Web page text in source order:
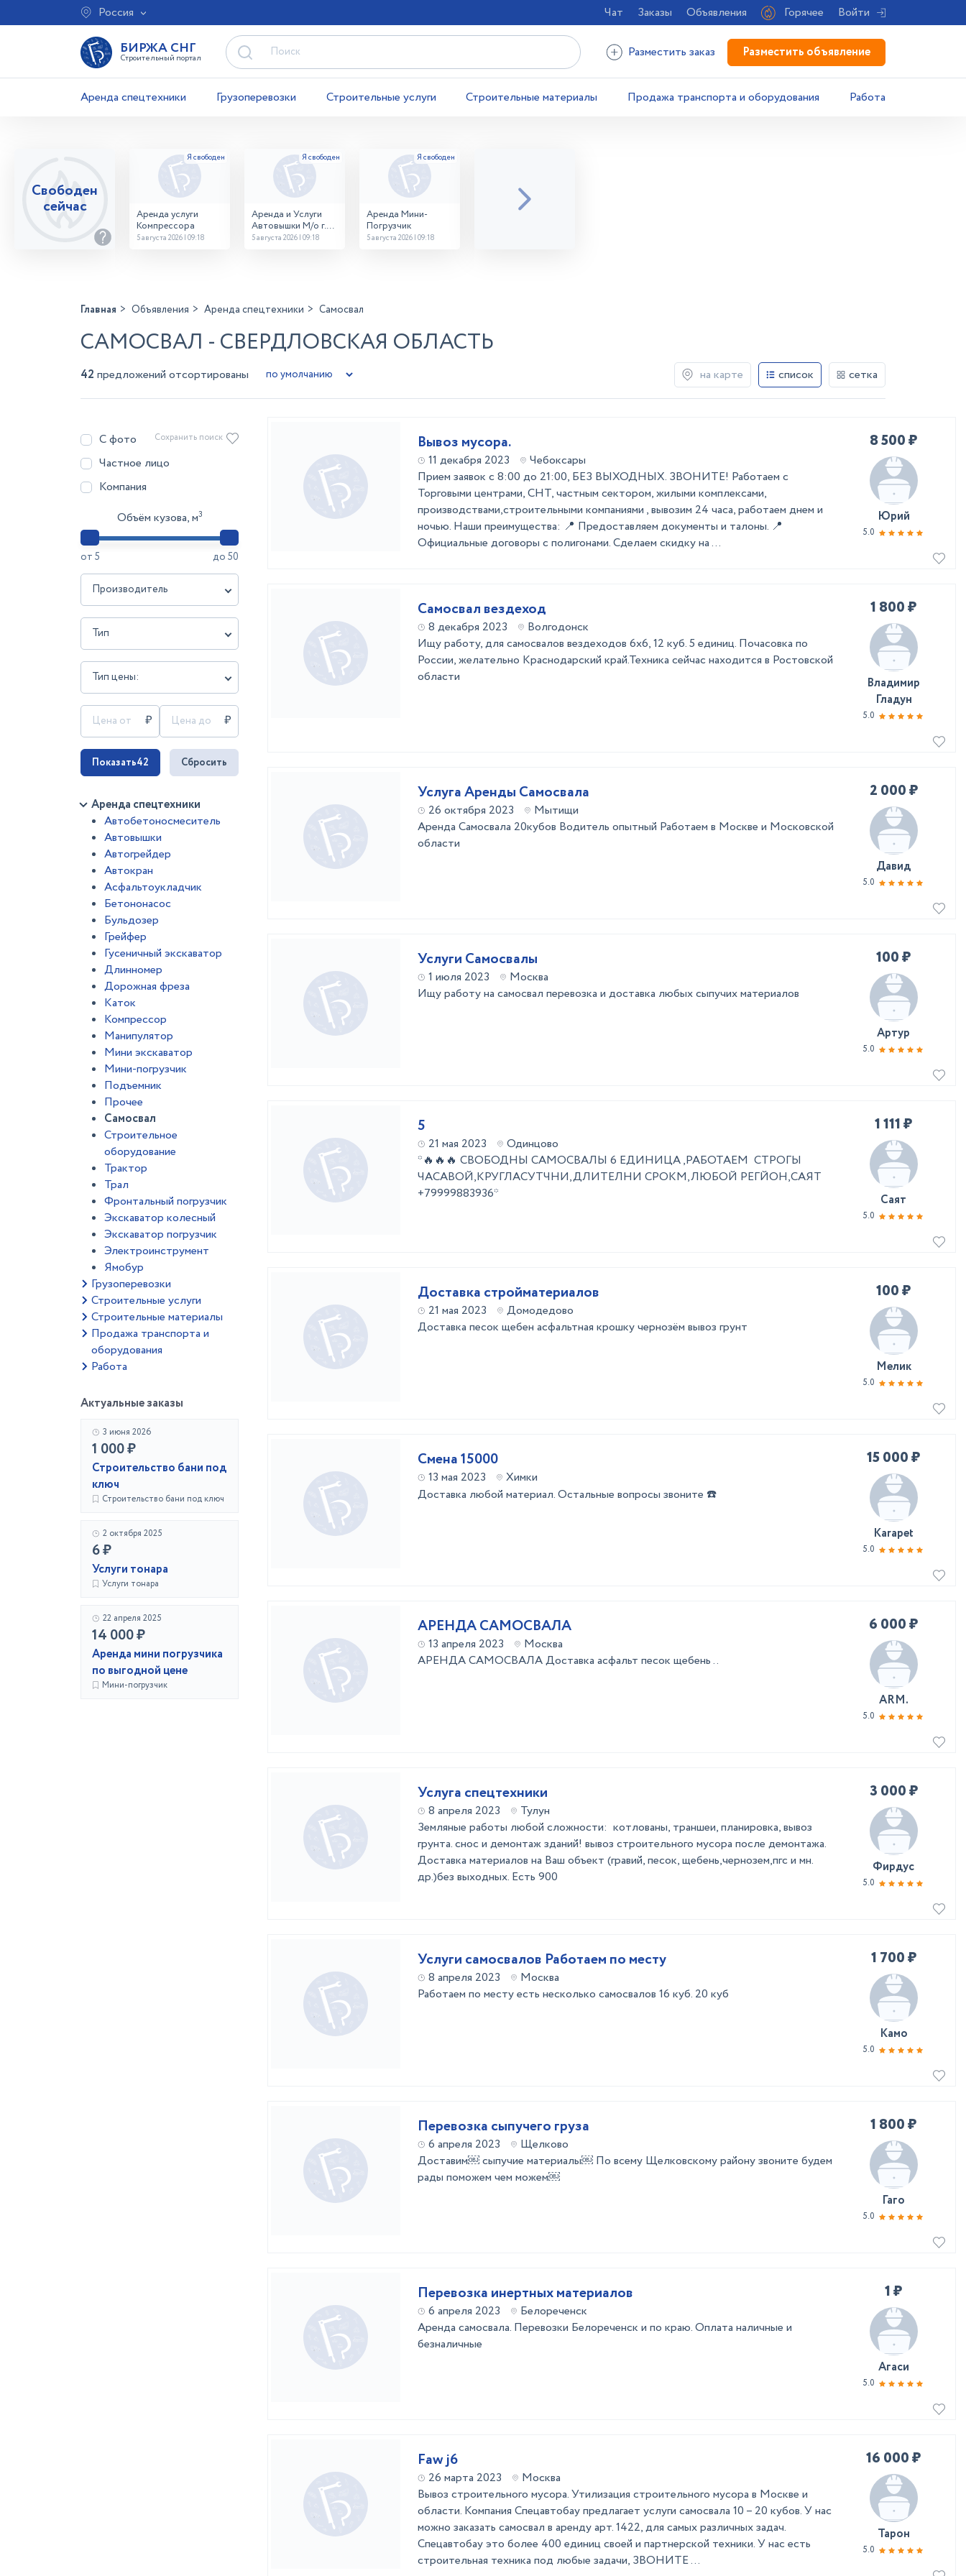
Россия Чат Заказы Объявления Горячее Войти
БИРЖА СНГ
Строительный портал Разместить заказ Разместить объявление
Аренда спецтехники Грузоперевозки Строительные услуги Строительные материалы Продажа транспорта и оборудования Работа
Свободен
сейчас
Аренда услуги
Компрессора
5 августа 2026 | 09:18
Аренда и Услуги
Автовышки М/о г.
Домодедово
5 августа 2026 | 09:18
Аренда Мини-
Погрузчик
5 августа 2026 | 09:18
Главная Объявления Аренда спецтехники Самосвал
САМОСВАЛ - СВЕРДЛОВСКАЯ ОБЛАСТЬ
42 предложений отсортированы на карте список сетка
С фото
Частное лицо
Компания
Объём кузова, м3
от 5 до 50
Производитель
Тип
Тип цены:
Сохранить поиск
Показать42 Сбросить
Аренда спецтехники
Автобетоносмеситель
Автовышки
Автогрейдер
Автокран
Асфальтоукладчик
Бетононасос
Бульдозер
Грейфер
Гусеничный экскаватор
Длинномер
Дорожная фреза
Каток
Компрессор
Манипулятор
Мини экскаватор
Мини-погрузчик
Подъемник
Прочее
Самосвал
Строительное
оборудование
Трактор
Трал
Фронтальный погрузчик
Экскаватор колесный
Экскаватор погрузчик
Электроинструмент
Ямобур
Грузоперевозки
Строительные услуги
Строительные материалы
Продажа транспорта и
оборудования
Работа
Актуальные заказы
3 июня 2026
1 000 ₽
Строительство бани под
ключ
Строительство бани под ключ
2 октября 2025
6 ₽
Услуги тонара
Услуги тонара
22 апреля 2025
14 000 ₽
Аренда мини погрузчика
по выгодной цене
Мини-погрузчик
Вывоз мусора.
11 декабря 2023
Чебоксары
Прием заявок с 8:00 до 21:00, БЕЗ ВЫХОДНЫХ. ЗВОНИТЕ! Работаем с
Торговыми центрами, СНТ, частным сектором, жилыми комплексами,
производствами,строительными компаниями , вывозим 24 часа, работаем днем и
ночью. Наши преимущества: 📍 Предоставляем документы и талоны. 📍
Официальные договоры с полигонами. Сделаем скидку на ...
8 500 ₽
Юрий
5.0
Самосвал вездеход
8 декабря 2023
Волгодонск
Ищу работу, для самосвалов вездеходов 6х6, 12 куб. 5 единиц. Почасовка по
России, желательно Краснодарский край.Техника сейчас находится в Ростовской
области
1 800 ₽
Владимир
Гладун
5.0
Услуга Аренды Самосвала
26 октября 2023
Мытищи
Аренда Самосвала 20кубов Водитель опытный Работаем в Москве и Московской
области
2 000 ₽
Давид
5.0
Услуги Самосвалы
1 июля 2023
Москва
Ищу работу на самосвал перевозка и доставка любых сыпучих материалов
100 ₽
Артур
5.0
5
21 мая 2023
Одинцово
*🔥🔥🔥 СВОБОДНЫ САМОСВАЛЫ 6 ЕДИНИЦА ,РАБОТАЕМ СТРОГЫ
ЧАСАВОЙ,КРУГЛАСУТЧНИ,ДЛИТЕЛНИ СРОКМ,ЛЮБОЙ РЕГЙОН,САЯТ
+79999883936*
1 111 ₽
Саят
5.0
Доставка стройматериалов
21 мая 2023
Домодедово
Доставка песок щебен асфальтная крошку чернозём вывоз грунт
100 ₽
Мелик
5.0
Смена 15000
13 мая 2023
Химки
Доставка любой материал. Остальные вопросы звоните ☎️
15 000 ₽
Karapet
5.0
АРЕНДА САМОСВАЛА
13 апреля 2023
Москва
АРЕНДА САМОСВАЛА Доставка асфальт песок щебень ..
6 000 ₽
ARM.
5.0
Услуга спецтехники
8 апреля 2023
Тулун
Земляные работы любой сложности: котлованы, траншеи, планировка, вывоз
грунта. снос и демонтаж зданий! вывоз строительного мусора после демонтажа.
Доставка материалов на Ваш объект (гравий, песок, щебень,чернозем,пгс и мн.
др.)без выходных. Есть 900
3 000 ₽
Фирдус
5.0
Услуги самосвалов Работаем по месту
8 апреля 2023
Москва
Работаем по месту есть несколько самосвалов 16 куб. 20 куб
1 700 ₽
Камо
5.0
Перевозка сыпучего груза
6 апреля 2023
Щелково
Доставим￼ сыпучие материалы￼ По всему Щелковскому району звоните будем
рады поможем чем можем￼
1 800 ₽
Гаго
5.0
Перевозка инертных материалов
6 апреля 2023
Белореченск
Аренда самосвала. Перевозки Белореченск и по краю. Оплата наличные и
безналичные
1 ₽
Агаси
5.0
Faw j6
26 марта 2023
Москва
Вывоз строительного мусора. Утилизация строительного мусора в Москве и
области. Компания Спецавтобау предлагает услуги самосвала 10 – 20 кубов. У нас
можно заказать самосвал в аренду арт. 1422, для самых различных задач.
Спецавтобау это более 400 единиц своей и партнерской техники. У нас есть
строительная техника под любые задачи, ЗВОНИТЕ ...
16 000 ₽
Тарон
5.0